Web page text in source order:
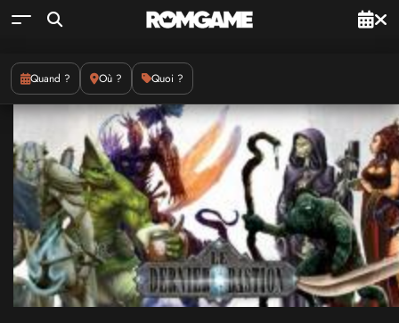
Quand ? Où ? Quoi ?